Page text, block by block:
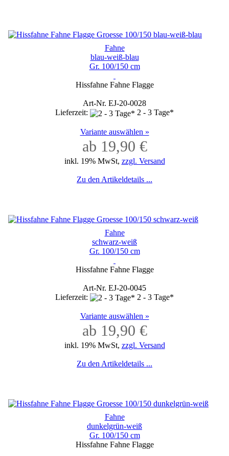
Fahne
blau-weiß-blau
Gr. 100/150 cm
Hissfahne Fahne Flagge
Art-Nr. EJ-20-0028
Lieferzeit:
2 - 3 Tage*
Variante auswählen »
ab 19,90 €
inkl. 19% MwSt, zzgl. Versand
Zu den Artikeldetails ...
Fahne
schwarz-weiß
Gr. 100/150 cm
Hissfahne Fahne Flagge
Art-Nr. EJ-20-0045
Lieferzeit:
2 - 3 Tage*
Variante auswählen »
ab 19,90 €
inkl. 19% MwSt, zzgl. Versand
Zu den Artikeldetails ...
Fahne
dunkelgrün-weiß
Gr. 100/150 cm
Hissfahne Fahne Flagge